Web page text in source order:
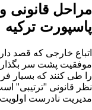
مراحل قانونی
پاسپورت ترکیه
اتباع خارجی که قصد
موفقیت پشت سر
را طی کنند که بسیار
نظر قانونی "ترتیبی"
مدیریت نادرست